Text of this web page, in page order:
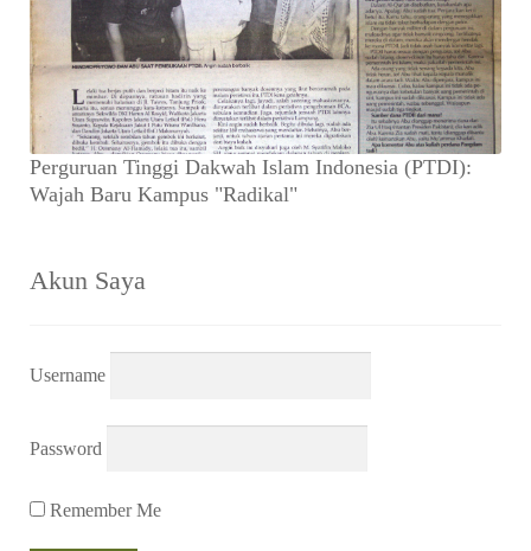
Perguruan Tinggi Dakwah Islam Indonesia (PTDI):
Wajah Baru Kampus "Radikal"
Akun Saya
Username
Password
Remember Me